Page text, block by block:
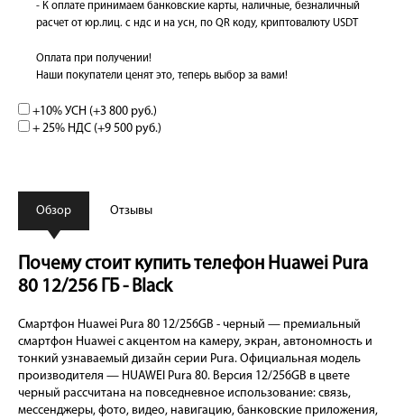
- К оплате принимаем банковские карты, наличные, безналичный
расчет от юр.лиц. с ндс и на усн, по QR коду, криптовалюту USDT
Оплата при получении!
Наши покупатели ценят это, теперь выбор за вами!
+10% УСН (+3 800 руб.)
+ 25% НДС (+9 500 руб.)
Обзор Отзывы
Почему стоит купить телефон Huawei Pura
80 12/256 ГБ - Black
Смартфон Huawei Pura 80 12/256GB - черный — премиальный
смартфон Huawei с акцентом на камеру, экран, автономность и
тонкий узнаваемый дизайн серии Pura. Официальная модель
производителя — HUAWEI Pura 80. Версия 12/256GB в цвете
черный рассчитана на повседневное использование: связь,
мессенджеры, фото, видео, навигацию, банковские приложения,